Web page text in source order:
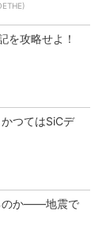
を攻略せよ！
つてはSiCデ
のか――地震で